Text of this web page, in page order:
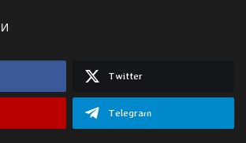
Twitter
Telegram